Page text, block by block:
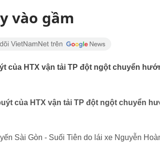
vào gầm
của HTX vận tải TP đột ngột chuyển
của HTX vận tải TP đột ngột chuyển
Sài Gòn - Suối Tiên do lái xe Nguyễn